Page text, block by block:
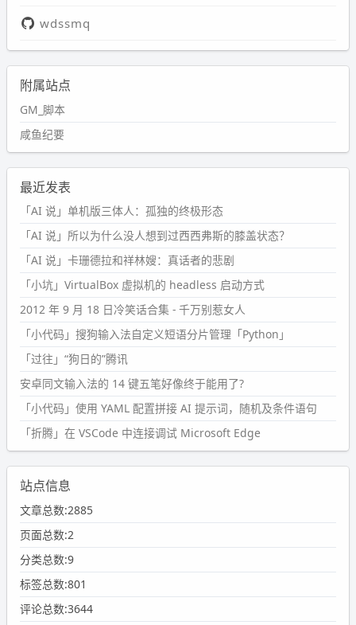
wdssmq
附属站点
GM_脚本
咸鱼纪要
最近发表
「AI 说」单机版三体人：孤独的终极形态
「AI 说」所以为什么没人想到过西西弗斯的膝盖状态？
「AI 说」卡珊德拉和祥林嫂：真话者的悲剧
「小坑」VirtualBox 虚拟机的 headless 启动方式
2012 年 9 月 18 日冷笑话合集 - 千万别惹女人
「小代码」搜狗输入法自定义短语分片管理「Python」
「过往」“狗日的”腾讯
安卓同文输入法的 14 键五笔好像终于能用了?
「小代码」使用 YAML 配置拼接 AI 提示词，随机及条件语句
「折腾」在 VSCode 中连接调试 Microsoft Edge
站点信息
文章总数:2885
页面总数:2
分类总数:9
标签总数:801
评论总数:3644